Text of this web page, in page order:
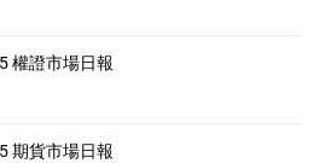
權證市場日報
期貨市場日報